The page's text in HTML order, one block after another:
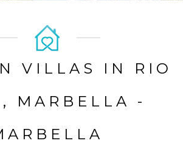
VILLAS IN RIO
MARBELLA -